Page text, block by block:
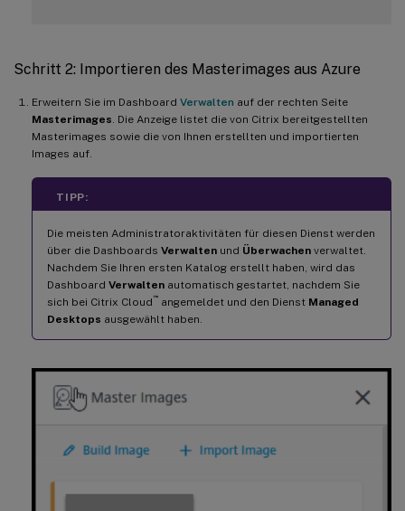
Schritt 2: Importieren des Masterimages aus Azure
Erweitern Sie im Dashboard Verwalten auf der rechten Seite
Masterimages . Die Anzeige listet die von Citrix bereitgestellten
Masterimages sowie die von Ihnen erstellten und importierten
Images auf.
TIPP:
Die meisten Administratoraktivitäten für diesen Dienst werden
über die Dashboards Verwalten und Überwachen verwaltet.
Nachdem Sie Ihren ersten Katalog erstellt haben, wird das
Dashboard Verwalten automatisch gestartet, nachdem Sie
sich bei Citrix Cloud ™ angemeldet und den Dienst Managed
Desktops ausgewählt haben.